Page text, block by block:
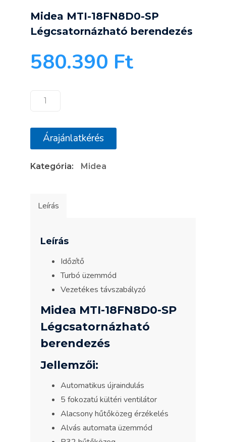
Midea MTI-18FN8D0-SP
Légcsatornázható berendezés
580.390 Ft
Midea
18FN8D0-
berendezés
Árajánlatkérés
Kategória: Midea
Leírás
Leírás
Időzítő
Turbó üzemmód
Vezetékes távszabályzó
Midea MTI-18FN8D0-SP
Légcsatornázható
berendezés
Jellemzői:
Automatikus újraindulás
5 fokozatú kültéri ventilátor
Alacsony hűtőközeg érzékelés
Alvás automata üzemmód